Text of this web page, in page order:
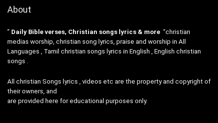
About
” Daily Bible verses, Christian songs lyrics & more “christian
medias worship, christian song lyrics, praise and worship in All
Languages , Tamil christian songs lyrics in English , English christian
songs .
All christian Songs lyrics , videos etc are the property and copyright of
their owners, and
are provided here for educational purposes only.